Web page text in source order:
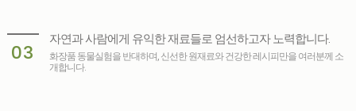
03
자연과 사람에게 유익한 재료들로 엄선하고자 노력합니다.
화장품 동물실험을 반대하며, 신선한 원재료와 건강한 레시피만을 여러분께 소
개합니다.